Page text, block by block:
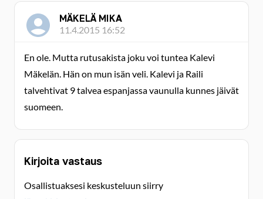
MÄKELÄ MIKA
11.4.2015 16:52
En ole. Mutta rutusakista joku voi tuntea Kalevi
Mäkelän. Hän on mun isän veli. Kalevi ja Raili
talvehtivat 9 talvea espanjassa vaunulla kunnes jäivät
suomeen.
Kirjoita vastaus
Osallistuaksesi keskusteluun siirry